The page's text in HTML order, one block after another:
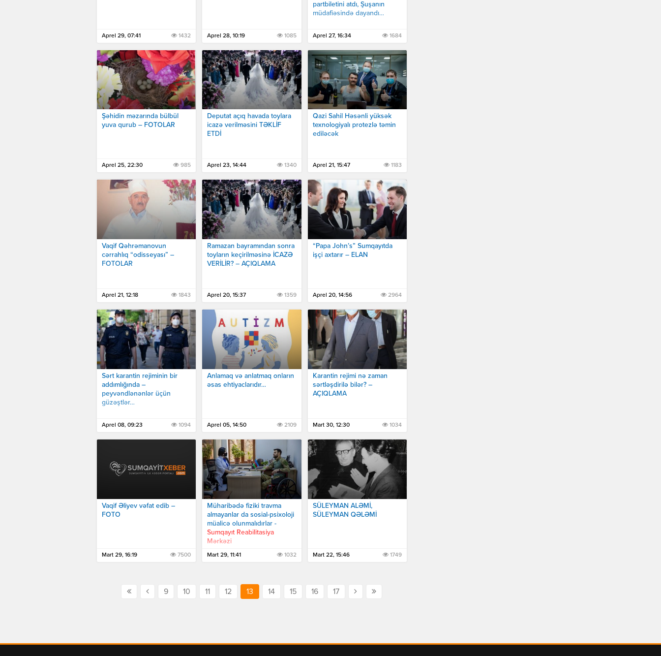
Aprel 29, 07:41 1432 Aprel 28, 10:19 1085
partbiletini atdı, Şuşanın
müdafiəsində dayandı…
Aprel 27, 16:34 1684
Şəhidin məzarında bülbül
yuva qurub – FOTOLAR
Aprel 25, 22:30 985
Deputat açıq havada toylara
icazə verilməsini TƏKLİF
ETDİ
Aprel 23, 14:44 1340
Qazi Sahil Həsənli yüksək
texnologiyalı protezlə təmin
ediləcək
Aprel 21, 15:47 1183
Vaqif Qəhrəmanovun
cərrahlıq “odisseyası” –
FOTOLAR
Aprel 21, 12:18 1843
Ramazan bayramından sonra
toyların keçirilməsinə İCAZƏ
VERİLİR? – AÇIQLAMA
Aprel 20, 15:37 1359
“Papa John’s” Sumqayıtda
işçi axtarır – ELAN
Aprel 20, 14:56 2964
Sərt karantin rejiminin bir
addımlığında –
peyvəndlənənlər üçün
güzəştlər…
Aprel 08, 09:23 1094
Anlamaq və anlatmaq onların
əsas ehtiyaclarıdır…
Aprel 05, 14:50 2109
Karantin rejimi nə zaman
sərtləşdirilə bilər? –
AÇIQLAMA
Mart 30, 12:30 1034
Vaqif Əliyev vəfat edib –
FOTO
Mart 29, 16:19 7500
Müharibədə fiziki travma
almayanlar da sosial-psixoloji
müalicə olunmalıdırlar -
Sumqayıt Reabilitasiya
Mərkəzi
Mart 29, 11:41 1032
SÜLEYMAN ALƏMİ,
SÜLEYMAN QƏLƏMİ
Mart 22, 15:46 1749
9 10 11 12 13 14 15 16 17